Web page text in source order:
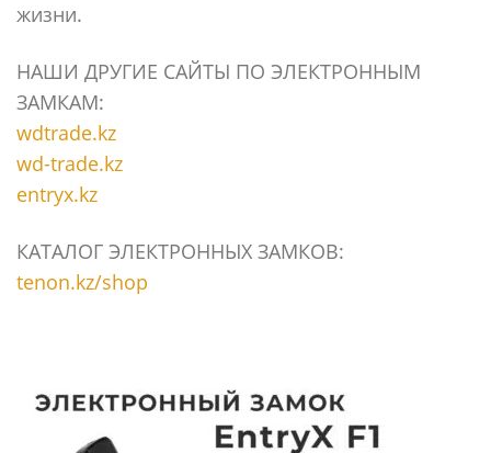
жизни.
НАШИ ДРУГИЕ САЙТЫ ПО ЭЛЕКТРОННЫМ
ЗАМКАМ:
wdtrade.kz
wd-trade.kz
entryx.kz
КАТАЛОГ ЭЛЕКТРОННЫХ ЗАМКОВ:
tenon.kz/shop